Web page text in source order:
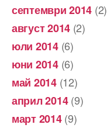
септември 2014 (2)
август 2014 (2)
юли 2014(6)
юни 2014(6)
май 2014(12)
април 2014(9)
март 2014(9)